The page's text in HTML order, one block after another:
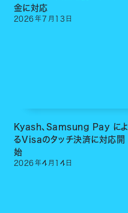
金に対応
2026年7 月 13 日
Kyash、Samsung Pay によ
るVisaのタッチ決済に対応開
始
2026年4 月 14 日